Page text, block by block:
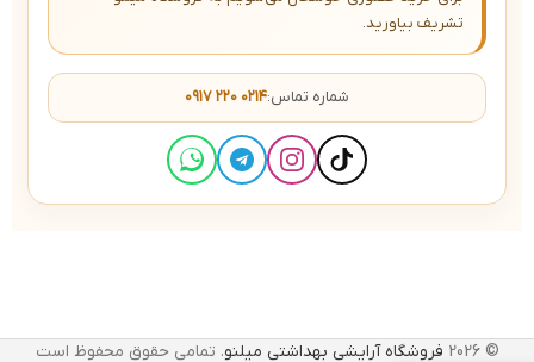
تشریف بیاورید.
شماره تماس:۰۹۱۷ ۲۲۰ ۰۲۱۴
© 2026 فروشگاه آرایشی بهداشتی میلنو. تمامی حقوق محفوظ است